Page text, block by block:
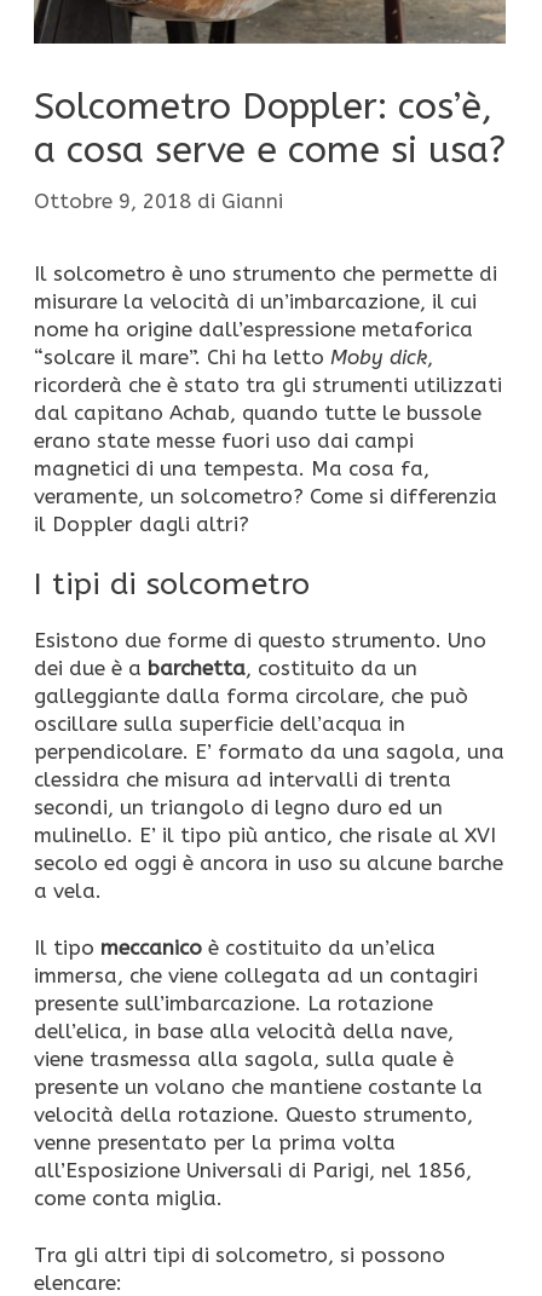
Solcometro Doppler: cos’è,
a cosa serve e come si usa?
Ottobre 9, 2018 di Gianni
Il solcometro è uno strumento che permette di
misurare la velocità di un’imbarcazione, il cui
nome ha origine dall’espressione metaforica
“solcare il mare”. Chi ha letto Moby dick,
ricorderà che è stato tra gli strumenti utilizzati
dal capitano Achab, quando tutte le bussole
erano state messe fuori uso dai campi
magnetici di una tempesta. Ma cosa fa,
veramente, un solcometro? Come si differenzia
il Doppler dagli altri?
I tipi di solcometro
Esistono due forme di questo strumento. Uno
dei due è a barchetta, costituito da un
galleggiante dalla forma circolare, che può
oscillare sulla superficie dell’acqua in
perpendicolare. E’ formato da una sagola, una
clessidra che misura ad intervalli di trenta
secondi, un triangolo di legno duro ed un
mulinello. E’ il tipo più antico, che risale al XVI
secolo ed oggi è ancora in uso su alcune barche
a vela.
Il tipo meccanico è costituito da un’elica
immersa, che viene collegata ad un contagiri
presente sull’imbarcazione. La rotazione
dell’elica, in base alla velocità della nave,
viene trasmessa alla sagola, sulla quale è
presente un volano che mantiene costante la
velocità della rotazione. Questo strumento,
venne presentato per la prima volta
all’Esposizione Universali di Parigi, nel 1856,
come conta miglia.
Tra gli altri tipi di solcometro, si possono
elencare: